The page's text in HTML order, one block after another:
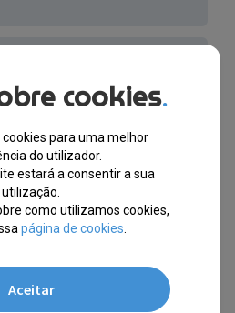
cookies.
cookies para uma melhor
do utilizador.
estará a consentir a sua
utilização.
como utilizamos cookies,
página de cookies
Aceitar